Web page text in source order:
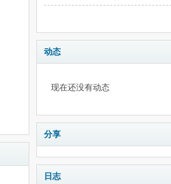
动态
现在还没有动态
分享
日志